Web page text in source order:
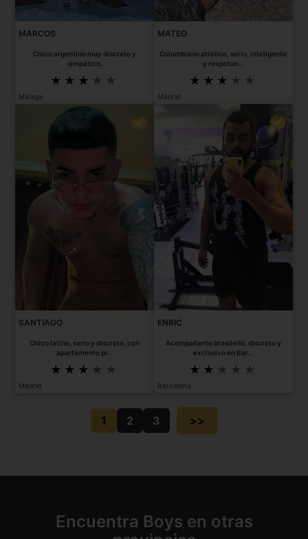
MARCOS
Chico argentino muy discreto y
simpático.
Málaga
MATEO
Colombiano atlético, serio, inteligente
y respetuo...
Madrid
SANTIAGO
Chico latino, serio y discreto, con
apartamento pr...
Madrid
ENRIC
Acompañante brasileño, discreto y
exclusivo en Bar...
Barcelona
1 2 3 >>
Encuentra Boys en otras